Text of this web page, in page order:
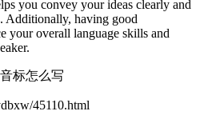
you convey your ideas clearly and
Additionally, having good
your overall language skills and
标怎么写
45110.html